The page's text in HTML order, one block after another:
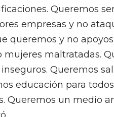
Queremos
empresas y no
queremos y no
maltratadas.
Queremos
educación para
Queremos un medio